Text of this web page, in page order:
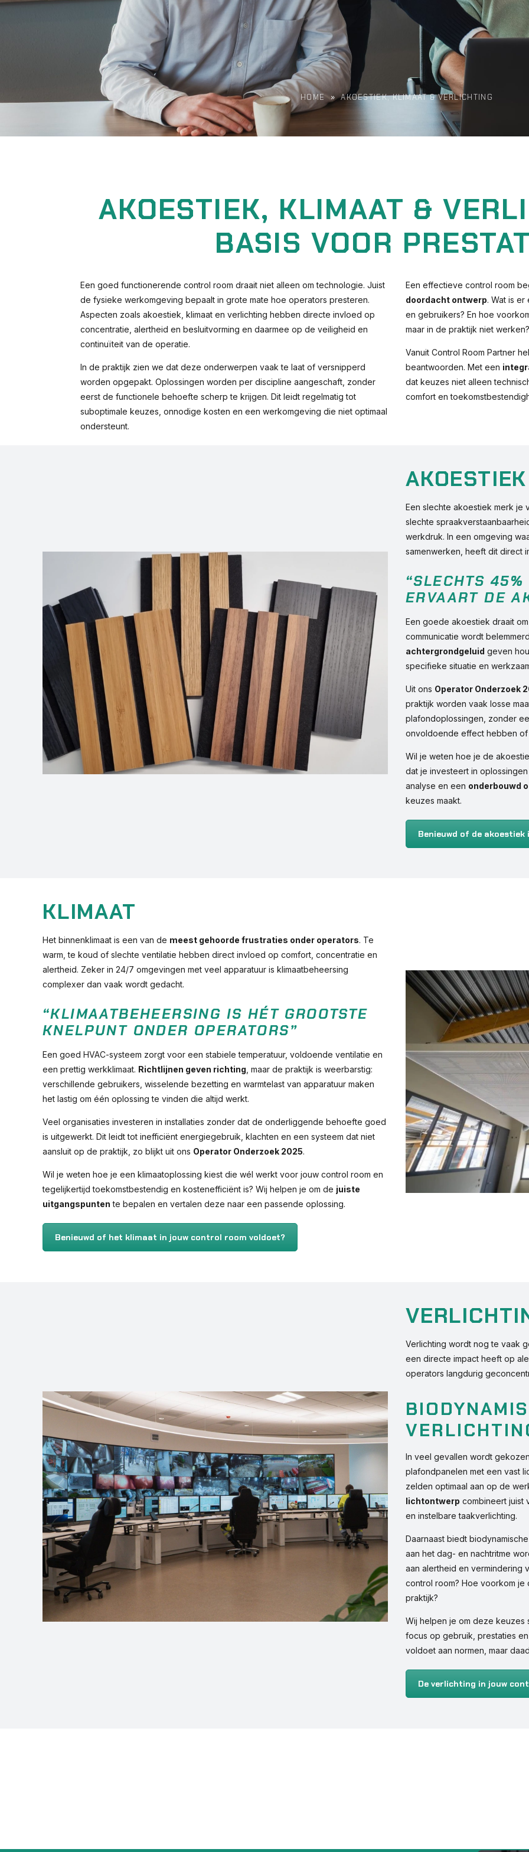
HOME » AKOESTIEK, KLIMAAT & VERLICHTING
AKOESTIEK, KLIMAAT &
BASIS VOOR
Een goed functionerende control room draait niet alleen om technologie. Juist
de fysieke werkomgeving bepaalt in grote mate hoe operators presteren.
Aspecten zoals akoestiek, klimaat en verlichting hebben directe invloed op
concentratie, alertheid en besluitvorming en daarmee op de veiligheid en
continuïteit van de operatie.
In de praktijk zien we dat deze onderwerpen vaak te laat of versnipperd
worden opgepakt. Oplossingen worden per discipline aangeschaft, zonder
eerst de functionele behoefte scherp te krijgen. Dit leidt regelmatig tot
suboptimale keuzes, onnodige kosten en een werkomgeving die niet optimaal
ondersteunt.
Een effectieve control room
doordacht ontwerp. Wat is
en gebruikers? En hoe
maar in de praktijk niet werken?
Vanuit Control Room Partner
beantwoorden. Met een
dat keuzes niet alleen
comfort en
AKOESTIEK
Een slechte akoestiek merk je
slechte
werkdruk. In een omgeving
samenwerken, heeft dit direct
“SLECHTS
ERVAART DE
Een goede akoestiek draait
communicatie wordt
achtergrondgeluid geven
specifieke situatie en
Uit ons Operator Onderzoek
praktijk worden vaak losse
plafondoplossingen, zonder
onvoldoende effect hebben
Wil je weten hoe je de
dat je investeert in
analyse en een onderbouwd
keuzes maakt.
Benieuwd of de
KLIMAAT
Het binnenklimaat is een van de meest gehoorde frustraties onder operators. Te
warm, te koud of slechte ventilatie hebben direct invloed op comfort, concentratie en
alertheid. Zeker in 24/7 omgevingen met veel apparatuur is klimaatbeheersing
complexer dan vaak wordt gedacht.
“KLIMAATBEHEERSING IS HÉT GROOTSTE
KNELPUNT ONDER OPERATORS”
Een goed HVAC-systeem zorgt voor een stabiele temperatuur, voldoende ventilatie en
een prettig werkklimaat. Richtlijnen geven richting , maar de praktijk is weerbarstig:
verschillende gebruikers, wisselende bezetting en warmtelast van apparatuur maken
het lastig om één oplossing te vinden die altijd werkt.
Veel organisaties investeren in installaties zonder dat de onderliggende behoefte goed
is uitgewerkt. Dit leidt tot inefficiënt energiegebruik, klachten en een systeem dat niet
aansluit op de praktijk, zo blijkt uit ons Operator Onderzoek 2025.
Wil je weten hoe je een klimaatoplossing kiest die wél werkt voor jouw control room en
tegelijkertijd toekomstbestendig en kostenefficiënt is? Wij helpen je om de juiste
uitgangspunten te bepalen en vertalen deze naar een passende oplossing.
Benieuwd of het klimaat in jouw control room voldoet?
Verlichting wordt nog te vaak
een directe impact heeft op
operators langdurig
In veel gevallen wordt
plafondpanelen met een vast
zelden optimaal aan op de
lichtontwerp combineert juist
en instelbare taakverlichting.
Daarnaast biedt
aan het dag- en nachtritme
aan alertheid en vermindering
control room? Hoe voorkom
praktijk?
Wij helpen je om deze
focus op gebruik, prestaties
voldoet aan normen, maar
De verlichting in jouw